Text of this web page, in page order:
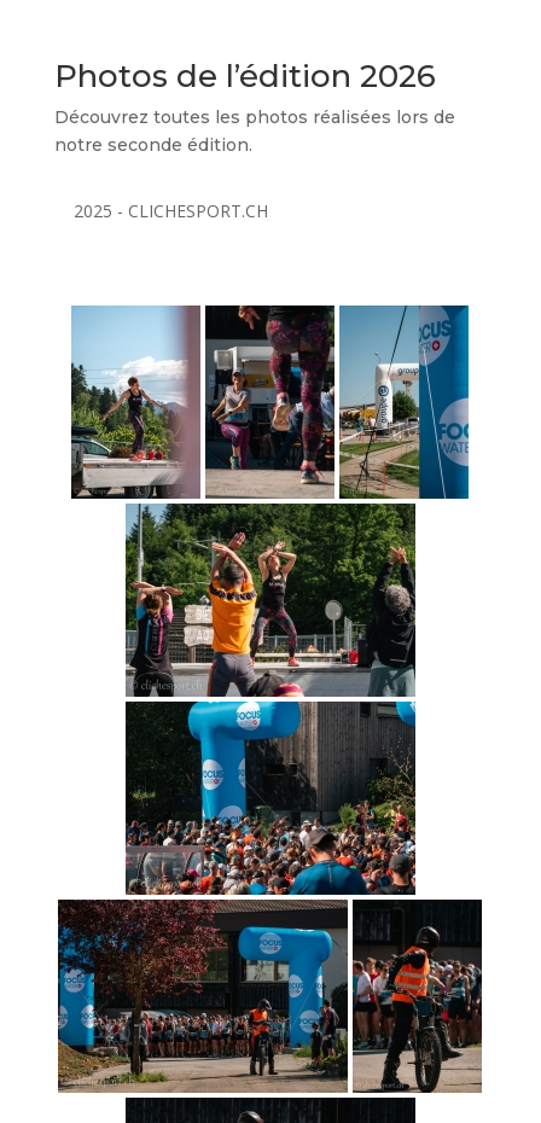
Photos de l’édition 2026
Découvrez toutes les photos réalisées lors de
notre seconde édition.
2025 - CLICHESPORT.CH